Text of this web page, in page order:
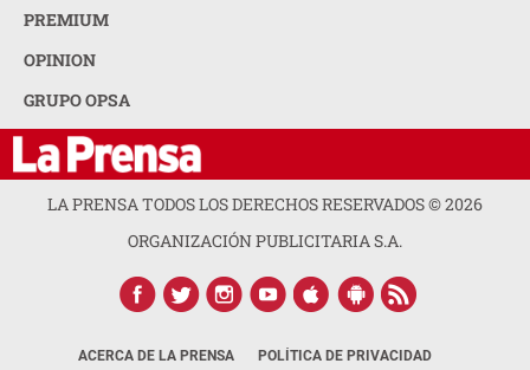
PREMIUM
OPINION
GRUPO OPSA
LA PRENSA TODOS LOS DERECHOS RESERVADOS ©2026
ORGANIZACIÓN PUBLICITARIA S.A.
ACERCA DE LA PRENSA POLÍTICA DE PRIVACIDAD